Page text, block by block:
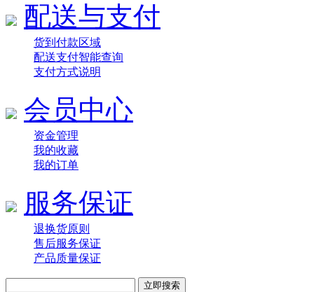
配送与支付
货到付款区域
配送支付智能查询
支付方式说明
会员中心
资金管理
我的收藏
我的订单
服务保证
退换货原则
售后服务保证
产品质量保证